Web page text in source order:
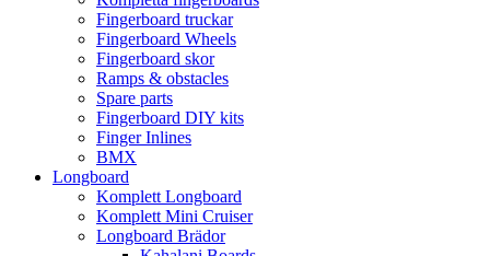
Fingerboard truckar
Fingerboard Wheels
Fingerboard skor
Ramps & obstacles
Spare parts
Fingerboard DIY kits
Finger Inlines
BMX
Longboard
Komplett Longboard
Komplett Mini Cruiser
Longboard Brädor